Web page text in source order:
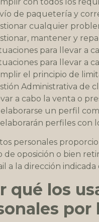
de paquetería y
cualquier
mantener y
para llevar a
para llevar a
el principio de
Administrativa de
a cabo la venta o
elaborarse un perfil
elaborarán perfiles con
personales
de oposición o bien
a la dirección
qué los
por